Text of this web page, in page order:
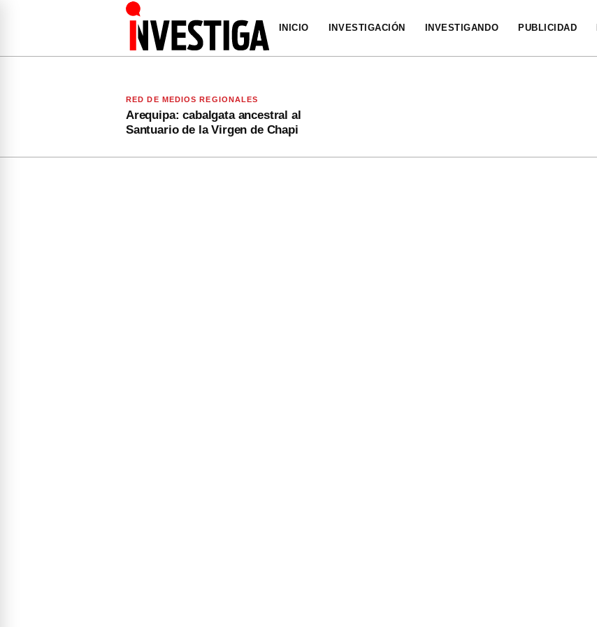
INICIO INVESTIGACIÓN INVESTIGANDO PUBLICIDAD
RED DE MEDIOS REGIONALES
Arequipa: cabalgata ancestral al
Santuario de la Virgen de Chapi